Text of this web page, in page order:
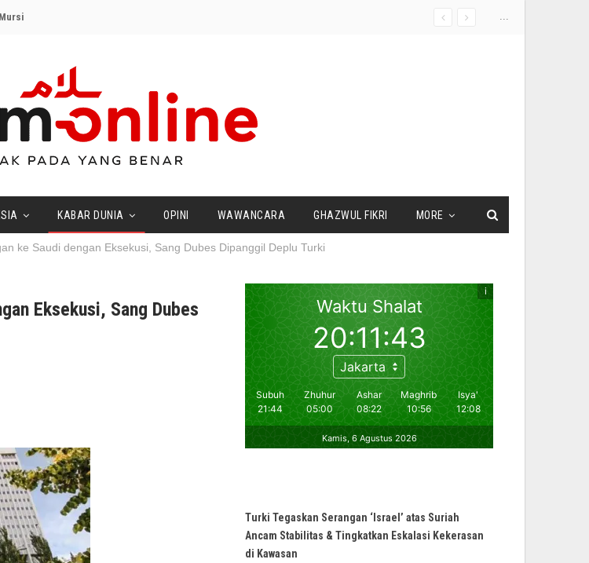
...
KABAR DUNIA OPINI WAWANCARA GHAZWUL FIKRI MORE
ke Saudi dengan Eksekusi, Sang Dubes Dipanggil Deplu Turki
Eksekusi, Sang Dubes
Turki Tegaskan Serangan ‘Israel’ atas Suriah
Ancam Stabilitas & Tingkatkan Eskalasi Kekerasan
di Kawasan